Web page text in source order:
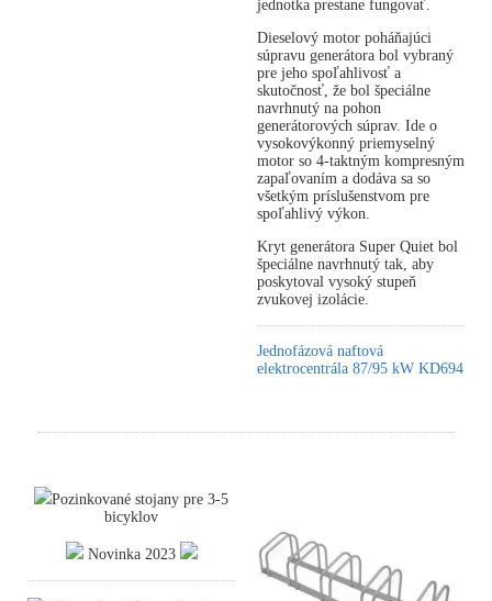
jednotka prestane fungovať.
Dieselový motor poháňajúci
súpravu generátora bol vybraný
pre jeho spoľahlivosť a
skutočnosť, že bol špeciálne
navrhnutý na pohon
generátorových súprav. Ide o
vysokovýkonný priemyselný
motor so 4-taktným kompresným
zapaľovaním a dodáva sa so
všetkým príslušenstvom pre
spoľahlivý výkon.
Kryt generátora Super Quiet bol
špeciálne navrhnutý tak, aby
poskytoval vysoký stupeň
zvukovej izolácie.
Jednofázová naftová
elektrocentrála 87/95 kW KD694
Pozinkované stojany pre 3-5
bicyklov
Novinka 2023